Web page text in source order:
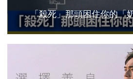
「殺死」那頭困住你的「